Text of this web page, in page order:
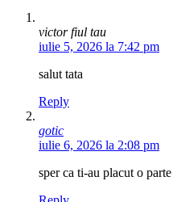
victor fiul tau
iulie 5, 2026 la 7:42 pm
salut tata
Reply
gotic
iulie 6, 2026 la 2:08 pm
sper ca ti-au placut o